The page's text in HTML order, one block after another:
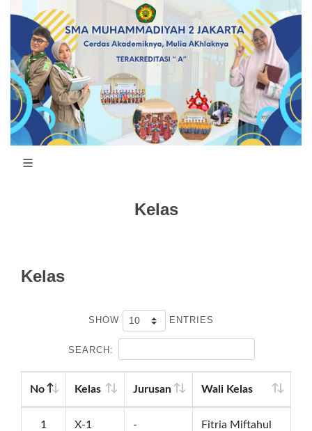
Kelas
Kelas
SHOW ENTRIES
SEARCH:
No Kelas Jurusan Wali Kelas
1 X-1 -
Fitria Miftahul